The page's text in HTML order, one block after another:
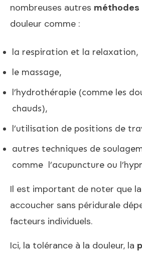
nombreuses autres méthodes
douleur comme :
la respiration et la relaxation,
le massage,
l’hydrothérapie (comme les
chauds),
l’utilisation de positions de
autres techniques de
comme l’acupuncture ou
Il est important de noter que
accoucher sans péridurale
facteurs individuels.
Ici, la tolérance à la douleur, la